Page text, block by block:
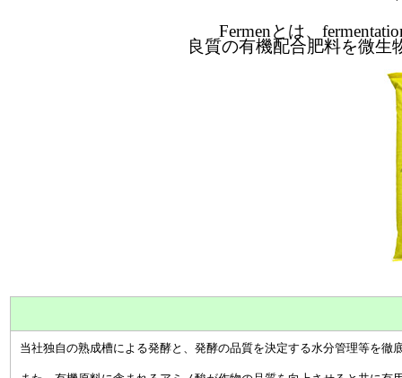
Fermenとは、
良質の有機配合肥料を微生
当社独自の熟成槽による発酵と、発酵の品質を決定する水分管理等を